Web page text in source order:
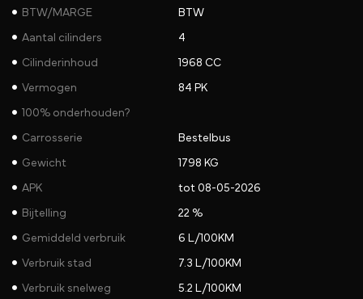
BTW/MARGE BTW
Aantal cilinders 4
Cilinderinhoud 1968 CC
Vermogen 84 PK
100% onderhouden?
Carrosserie Bestelbus
Gewicht 1798 KG
APK tot 08-05-2026
Bijtelling 22 %
Gemiddeld verbruik 6 L/100KM
Verbruik stad 7.3 L/100KM
Verbruik snelweg 5.2 L/100KM